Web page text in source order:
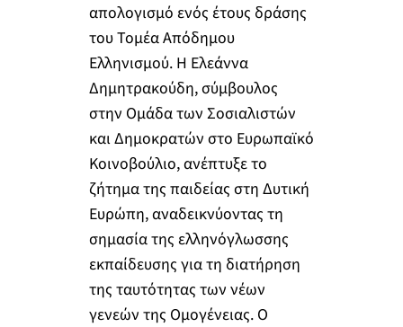
απολογισμό ενός έτους δράσης
του Τομέα Απόδημου
Ελληνισμού. Η Ελεάννα
Δημητρακούδη, σύμβουλος
στην Ομάδα των Σοσιαλιστών
και Δημοκρατών στο Ευρωπαϊκό
Κοινοβούλιο, ανέπτυξε το
ζήτημα της παιδείας στη Δυτική
Ευρώπη, αναδεικνύοντας τη
σημασία της ελληνόγλωσσης
εκπαίδευσης για τη διατήρηση
της ταυτότητας των νέων
γενεών της Ομογένειας. Ο